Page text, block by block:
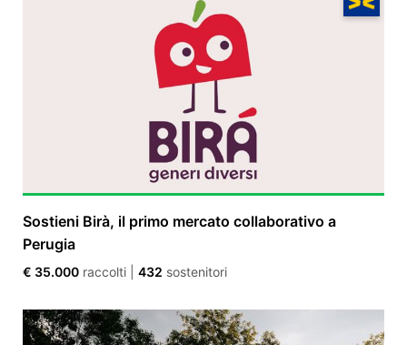
Sostieni Birà, il primo mercato collaborativo a
Perugia
€ 35.000 raccolti 432 sostenitori